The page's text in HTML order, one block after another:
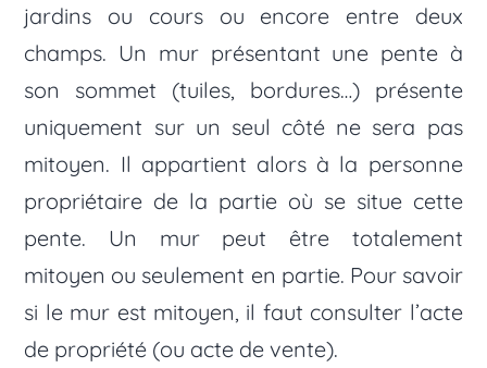
jardins ou cours ou encore entre deux
champs. Un mur présentant une pente à
son sommet (tuiles, bordures…) présente
uniquement sur un seul côté ne sera pas
mitoyen. Il appartient alors à la personne
propriétaire de la partie où se situe cette
pente. Un mur peut être totalement
mitoyen ou seulement en partie. Pour savoir
si le mur est mitoyen, il faut consulter l’acte
de propriété (ou acte de vente).